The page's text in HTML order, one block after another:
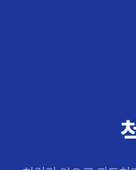
#교통
#추나요